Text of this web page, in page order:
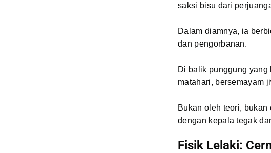
saksi bisu dari
Dalam diamnya, ia
dan pengorbanan.
Di balik punggung
matahari, bersemayam
Bukan oleh teori,
dengan kepala tegak
Fisik Lelaki: